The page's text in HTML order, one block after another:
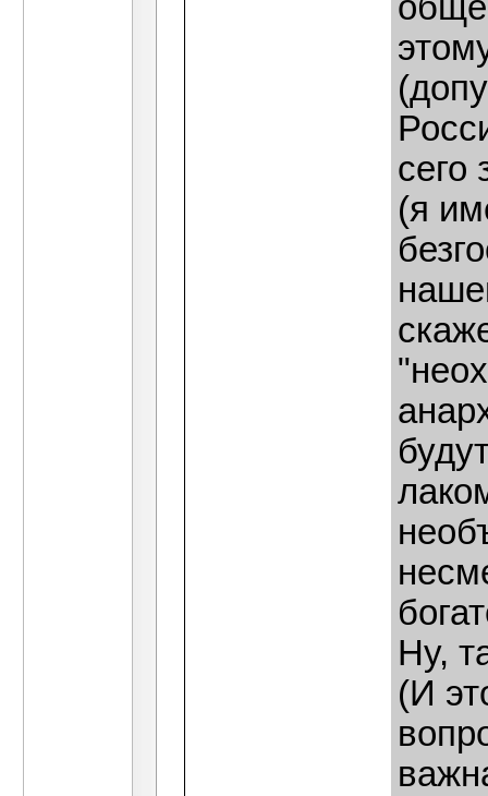
сего
(я
Ну,
(И